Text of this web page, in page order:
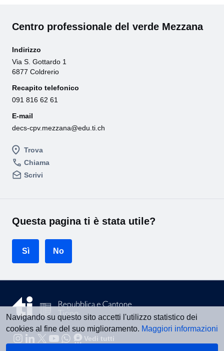
Navigando su questo sito accetti l'utilizzo statistico dei
cookies al fine del suo miglioramento. Maggiori informazioni
Centro professionale del verde Mezzana
Trova
Chiama
Scrivi
Indirizzo
Via S. Gottardo 1
6877 Coldrerio
Recapito telefonico
091 816 62 61
E-mail
decs-cpv.mezzana@edu.ti.ch
Questa pagina ti è stata utile?
Sì No
Vedi tutti